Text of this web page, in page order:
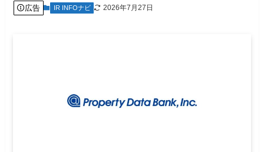
広告 IR INFOナビ 2026年7月27日